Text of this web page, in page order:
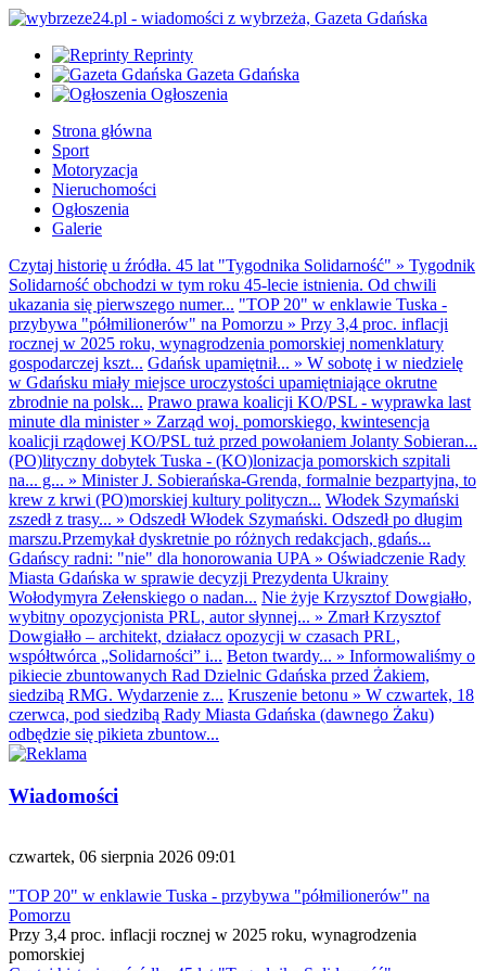
Reprinty
Gazeta Gdańska
Ogłoszenia
Strona główna
Sport
Motoryzacja
Nieruchomości
Ogłoszenia
Galerie
Czytaj historię u źródła. 45 lat "Tygodnika Solidarność" » Tygodnik
Solidarność obchodzi w tym roku 45-lecie istnienia. Od chwili
ukazania się pierwszego numer... "TOP 20" w enklawie Tuska -
przybywa "półmilionerów" na Pomorzu » Przy 3,4 proc. inflacji
rocznej w 2025 roku, wynagrodzenia pomorskiej nomenklatury
gospodarczej kszt... Gdańsk upamiętnił... » W sobotę i w niedzielę
w Gdańsku miały miejsce uroczystości upamiętniające okrutne
zbrodnie na polsk... Prawo prawa koalicji KO/PSL - wyprawka last
minute dla minister» Zarząd woj. pomorskiego, kwintesencja
koalicji rządowej KO/PSL tuż przed powołaniem Jolanty Sobieran...
(PO)lityczny dobytek Tuska - (KO)lonizacja pomorskich szpitali
na... g... » Minister J. Sobierańska-Grenda, formalnie bezpartyjna, to
krew z krwi (PO)morskiej kultury polityczn... Włodek Szymański
zszedł z trasy... » Odszedł Włodek Szymański. Odszedł po długim
marszu.Przemykał dyskretnie po różnych redakcjach, gdańs...
Gdańscy radni: "nie" dla honorowania UPA » Oświadczenie Rady
Miasta Gdańska w sprawie decyzji Prezydenta Ukrainy
Wołodymyra Zełenskiego o nadan... Nie żyje Krzysztof Dowgiałło,
wybitny opozycjonista PRL, autor słynnej... » Zmarł Krzysztof
Dowgiałło – architekt, działacz opozycji w czasach PRL,
współtwórca „Solidarności” i... Beton twardy... » Informowaliśmy o
pikiecie zbuntowanych Rad Dzielnic Gdańska przed Żakiem,
siedzibą RMG. Wydarzenie z... Kruszenie betonu » W czwartek, 18
czerwca, pod siedzibą Rady Miasta Gdańska (dawnego Żaku)
odbędzie się pikieta zbuntow...
Wiadomości
czwartek, 06 sierpnia 2026 09:01
"TOP 20" w enklawie Tuska - przybywa "półmilionerów" na
Pomorzu
Przy 3,4 proc. inflacji rocznej w 2025 roku, wynagrodzenia
pomorskiej